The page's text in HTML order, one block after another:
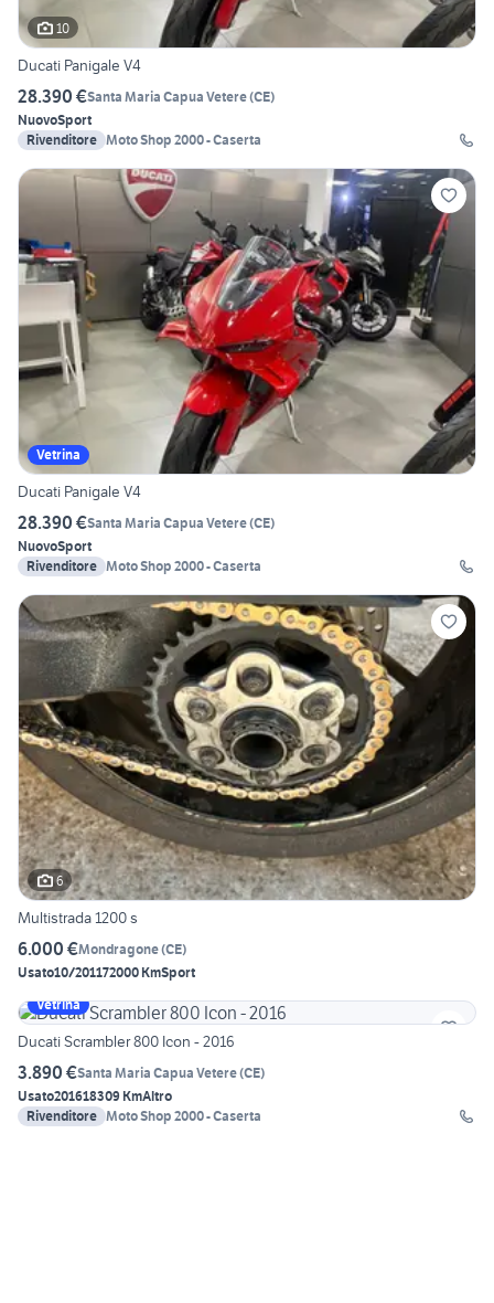
10
Ducati Panigale V4
28.390 €Santa Maria Capua Vetere(CE)
NuovoSport
Rivenditore Moto Shop 2000 - Caserta
Vetrina
Ducati Panigale V4
28.390 €Santa Maria Capua Vetere(CE)
NuovoSport
Rivenditore Moto Shop 2000 - Caserta
6
Multistrada 1200 s
6.000 €Mondragone(CE)
Usato10/201172000 KmSport
Vetrina
Ducati Scrambler 800 Icon - 2016
3.890 €Santa Maria Capua Vetere(CE)
Usato201618309 KmAltro
Rivenditore Moto Shop 2000 - Caserta